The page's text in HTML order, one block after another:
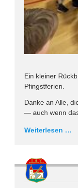
Ein kleiner
Pfingstferien.
Danke an Alle,
— auch wenn
Weiterlesen …